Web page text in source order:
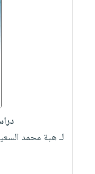
لـ هبة محمد